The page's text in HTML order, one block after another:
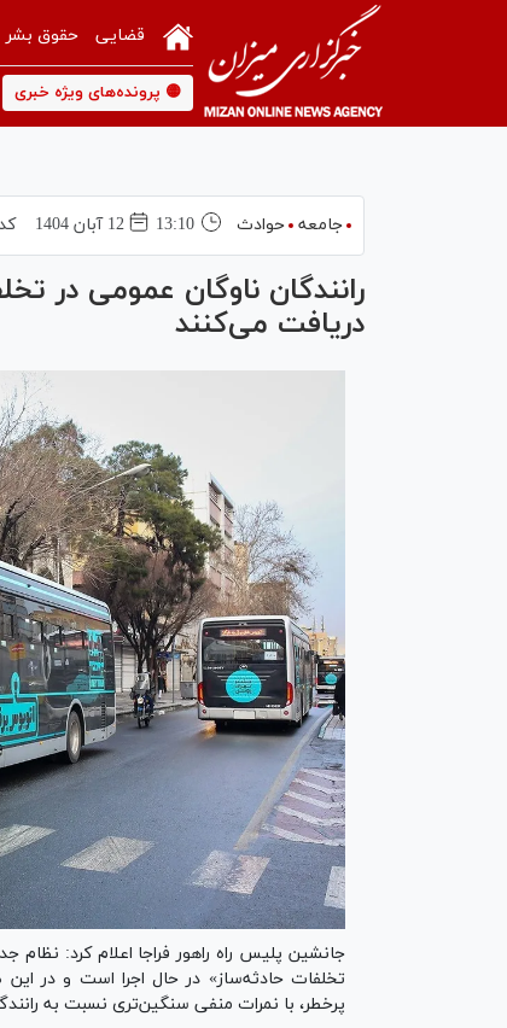
قضایی حقوق بشر
🟡 پرونده‌های ویژه خبری
جامعه حوادث 13:10 12 آبان 1404
دریافت می‌کنند
جانشین پلیس راه راهور فراجا اعلام کرد:
تخلفات حادثه‌ساز» در حال اجرا است و در
پرخطر، با نمرات منفی سنگین‌تری نسبت به